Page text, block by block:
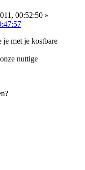
00:52:50 »
met je kostbare
nuttige